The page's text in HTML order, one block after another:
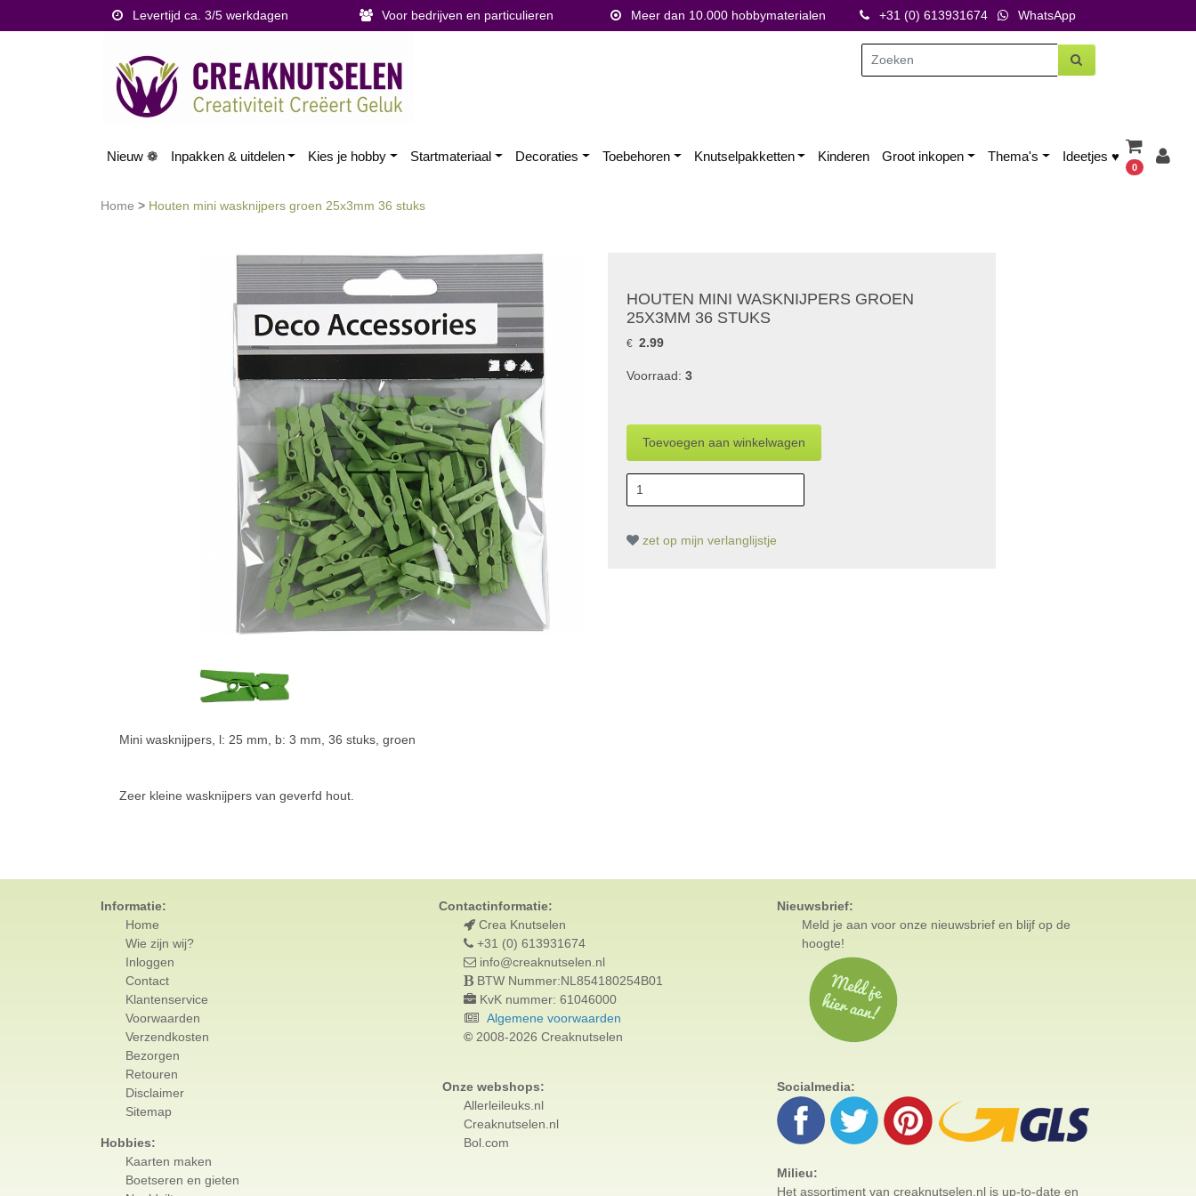
Levertijd ca. 3/5 werkdagen Voor bedrijven en particulieren Meer dan 10.000 hobbymaterialen +31 (0) 613931674 WhatsApp
Nieuw ❁ Inpakken & uitdelen Kies je hobby Startmateriaal Decoraties Toebehoren Knutselpakketten Kinderen Groot inkopen Thema's Ideetjes ♥
0
Home > Houten mini wasknijpers groen 25x3mm 36 stuks
HOUTEN MINI WASKNIJPERS GROEN
25X3MM 36 STUKS
€ 2.99
Voorraad: 3
zet op mijn verlanglijstje
Mini wasknijpers, l: 25 mm, b: 3 mm, 36 stuks, groen
Zeer kleine wasknijpers van geverfd hout.
Informatie:
Home
Wie zijn wij?
Inloggen
Contact
Klantenservice
Voorwaarden
Verzendkosten
Bezorgen
Retouren
Disclaimer
Sitemap
Hobbies:
Kaarten maken
Boetseren en gieten
Contactinformatie:
Crea Knutselen
+31 (0) 613931674
info@creaknutselen.nl
BTW Nummer:NL854180254B01
KvK nummer: 61046000
Algemene voorwaarden
© 2008-2026 Creaknutselen
Onze webshops:
Allerleileuks.nl
Creaknutselen.nl
Bol.com
Nieuwsbrief:
Meld je aan vooronze nieuwsbrief en blijf op de
hoogte!
Socialmedia:
Milieu:
Het assortiment van creaknutselen.nl is up-to-date en